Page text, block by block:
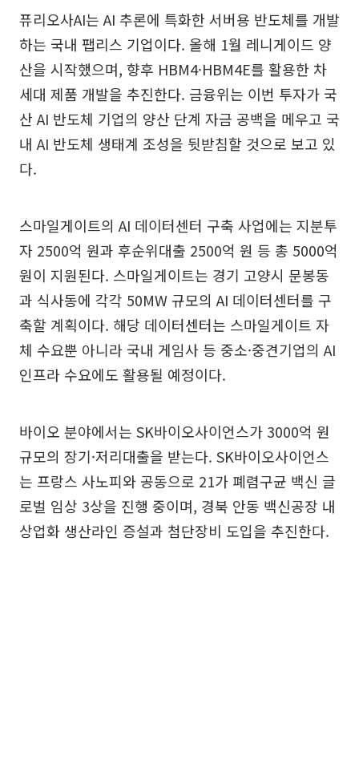
퓨리오사AI는 AI 추론에 특화한 서버용 반도체를 개발
하는 국내 팹리스 기업이다. 올해 1월 레니게이드 양
산을 시작했으며, 향후 HBM4·HBM4E를 활용한 차
세대 제품 개발을 추진한다. 금융위는 이번 투자가 국
산 AI 반도체 기업의 양산 단계 자금 공백을 메우고 국
내 AI 반도체 생태계 조성을 뒷받침할 것으로 보고 있
다.
스마일게이트의 AI 데이터센터 구축 사업에는 지분투
자 2500억 원과 후순위대출 2500억 원 등 총 5000억
원이 지원된다. 스마일게이트는 경기 고양시 문봉동
과 식사동에 각각 50MW 규모의 AI 데이터센터를 구
축할 계획이다. 해당 데이터센터는 스마일게이트 자
체 수요뿐 아니라 국내 게임사 등 중소·중견기업의 AI
인프라 수요에도 활용될 예정이다.
바이오 분야에서는 SK바이오사이언스가 3000억 원
규모의 장기·저리대출을 받는다. SK바이오사이언스
는 프랑스 사노피와 공동으로 21가 폐렴구균 백신 글
로벌 임상 3상을 진행 중이며, 경북 안동 백신공장 내
상업화 생산라인 증설과 첨단장비 도입을 추진한다.